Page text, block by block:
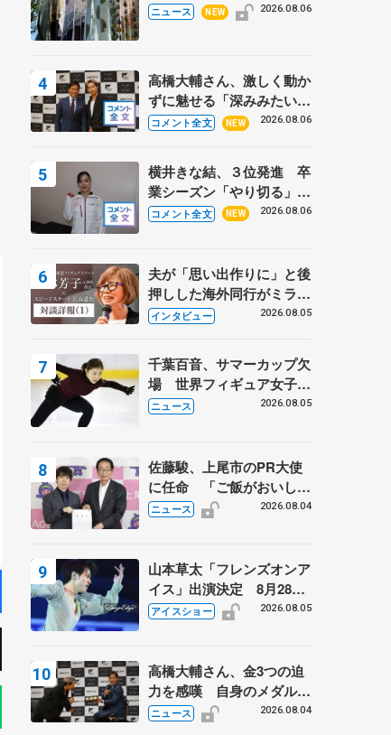
「春よ、来い」、仙台の瑞
ニュース NEW 2026.08.06
高橋大輔さん、激しく動か
ずに魅せる「深みみたいな
ものは出てきている？」
あい
コメント全文 NEW 2026.08.06
横井きな結、３位発進 卒
業シーズン「やり切る」
【みなとアクルス杯SP】
コメント全文 NEW 2026.08.06
夫が「思い出作りに」と後
押しした海外同行がミラノ
まで… 繁華街のリンクで
に 小林芳子さんが振り返
るスケート人生
インタビュー 2026.08.05
千葉百音、サマーカップ欠
場 世界フィギュア女子2
位
ニュース 2026.08.05
佐藤駿、上尾市のPR大使
に任命 「ご飯がおいし
く、住みやすいのが魅力」
ニュース 2026.08.04
山本草太「フレンズオンア
イス」出演決定 8月28日
（金）2公演のみ 荒川静
アイスショー 2026.08.05
高橋大輔さん、金3つの迫
力を感嘆 自身のメダルは
「どちらに？」 〝リス兄
ニュース 2026.08.04